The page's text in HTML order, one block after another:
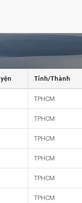
Tỉnh/Thành
TPHCM
TPHCM
TPHCM
TPHCM
TPHCM
TPHCM